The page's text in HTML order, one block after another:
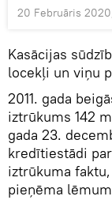
20 Februāris
Kasācijas
locekļi un viņu
2011. gada
iztrūkums 142
gada 23.
kredītiestādi
iztrūkuma
pieņēma